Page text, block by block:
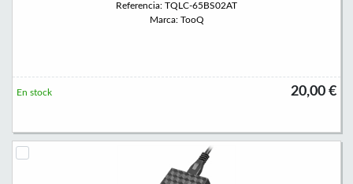
Referencia: TQLC-65BS02AT
Marca: TooQ
20,00 €
En stock